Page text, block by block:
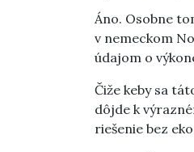
Áno. Osobne
v nemeckom
údajom o
Čiže keby sa
dôjde k
riešenie bez